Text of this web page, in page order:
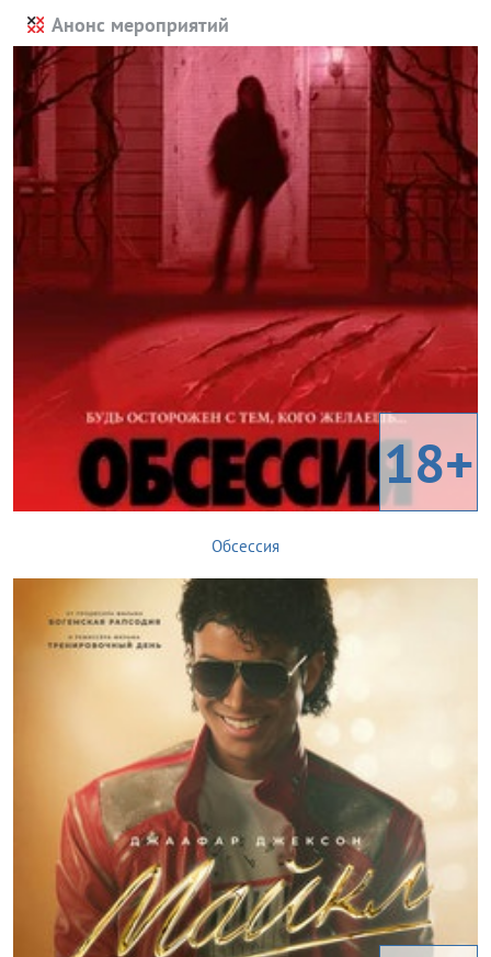
Анонс мероприятий
18+
Обсессия